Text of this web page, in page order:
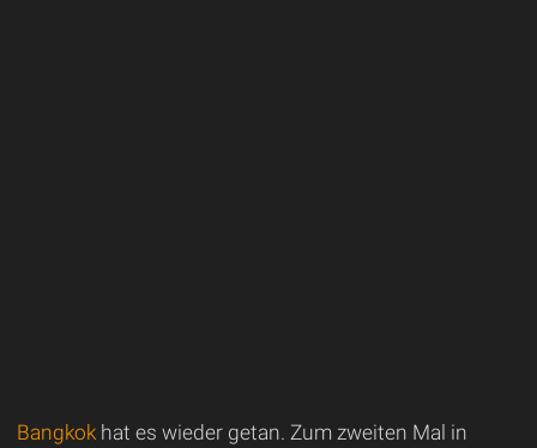
Bangkokhat es wieder getan. Zum zweiten Mal in